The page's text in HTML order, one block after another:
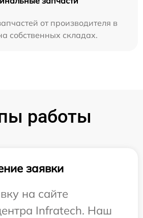
от производителя в
собственных складах.
работы
заявки
на сайте
Infratech. Наш